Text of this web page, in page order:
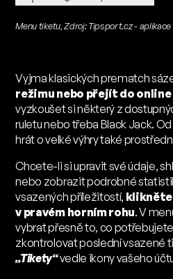
Menu tiketu, Zdroj: Tipsport.cz - aplikace
Vyjma klasických prematch
režimu nebo přejít do online
vyzkoušet si některý z
ruletu nebo třeba Black Jack.
hrát o velké výhry také
Chcete-li si upravit své údaje,
nebo zobrazit podrobné
vsazených příležitostí, klikněte
v pravém horním rohu. V
vybrat přesně to, co
zkontrolovat poslední vsazené
„Tikety“vedle ikony vašeho